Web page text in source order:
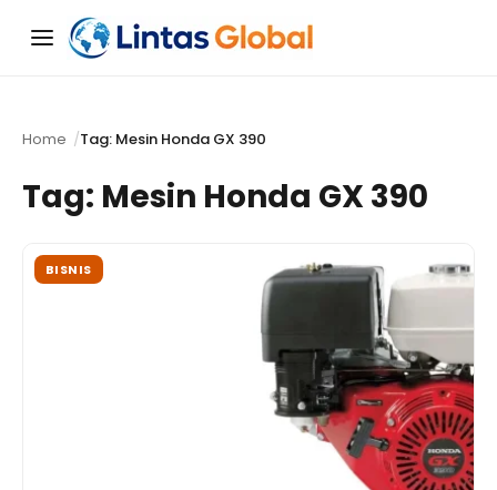
Menu
Home Tag: Mesin Honda GX 390
Tag: Mesin Honda GX 390
BISNIS